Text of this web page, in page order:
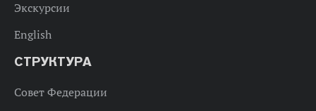
Экскурсии
English
СТРУКТУРА
Совет Федерации